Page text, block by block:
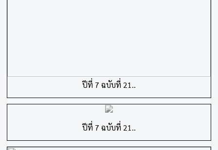
ปีที่ 7 ฉบับที่ 21..
ปีที่ 7 ฉบับที่ 21..